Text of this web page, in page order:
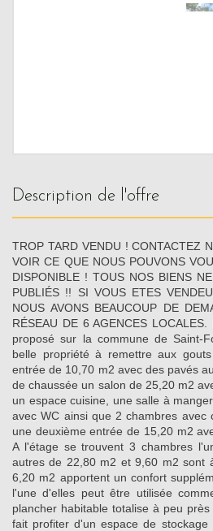
description de l'offre
TROP TARD VENDU ! CONTACTEZ
VOIR CE QUE NOUS POUVONS
DISPONIBLE ! TOUS NOS BIENS
PUBLIÉS !! SI VOUS ETES
NOUS AVONS BEAUCOUP DE
RÉSEAU DE 6 AGENCES
proposé sur la commune de Saint-
belle propriété à remettre aux
entrée de 10,70 m2 avec des pavés
de chaussée un salon de 25,20 m2
un espace cuisine, une salle à
avec WC ainsi que 2 chambres avec
une deuxième entrée de 15,20 m2
A l'étage se trouvent 3 chambres
autres de 22,80 m2 et 9,60 m2 sont
6,20 m2 apportent un confort
l'une d'elles peut être utilisée
plancher habitable totalise à peu
fait profiter d'un espace de